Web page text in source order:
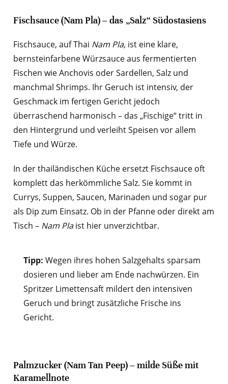
Fischsauce (Nam Pla) – das „Salz“ Südostasiens
Fischsauce, auf Thai Nam Pla, ist eine klare,
bernsteinfarbene Würzsauce aus fermentierten
Fischen wie Anchovis oder Sardellen, Salz und
manchmal Shrimps. Ihr Geruch ist intensiv, der
Geschmack im fertigen Gericht jedoch
überraschend harmonisch – das „Fischige“ tritt in
den Hintergrund und verleiht Speisen vor allem
Tiefe und Würze.
In der thailändischen Küche ersetzt Fischsauce oft
komplett das herkömmliche Salz. Sie kommt in
Currys, Suppen, Saucen, Marinaden und sogar pur
als Dip zum Einsatz. Ob in der Pfanne oder direkt am
Tisch – Nam Plaist hier unverzichtbar.
Tipp: Wegen ihres hohen Salzgehalts sparsam
dosieren und lieber am Ende nachwürzen. Ein
Spritzer Limettensaft mildert den intensiven
Geruch und bringt zusätzliche Frische ins
Gericht.
Palmzucker (Nam Tan Peep) – milde Süße mit
Karamellnote